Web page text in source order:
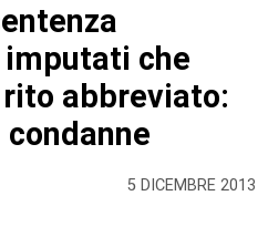
5 DICEMBRE 2013
imputati che
abbreviato: